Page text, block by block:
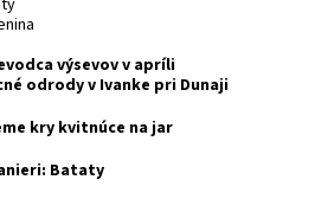
výsevov v apríli
odrody v Ivanke pri Dunaji
kry kvitnúce na jar
Bataty